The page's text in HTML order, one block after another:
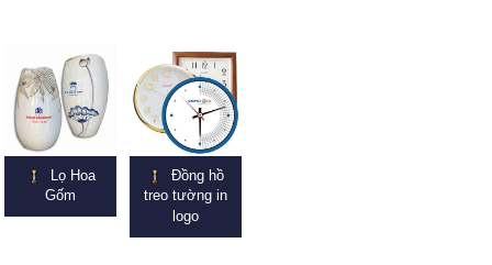
Lọ Hoa
Gốm
Đồng hồ
treo tường in
logo